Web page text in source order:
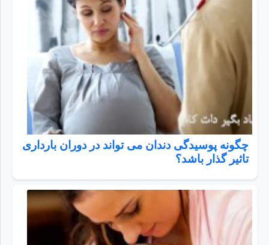
چگونه پوسیدگی دندان می تواند در دوران بارداری
تاثیر گذار باشد؟